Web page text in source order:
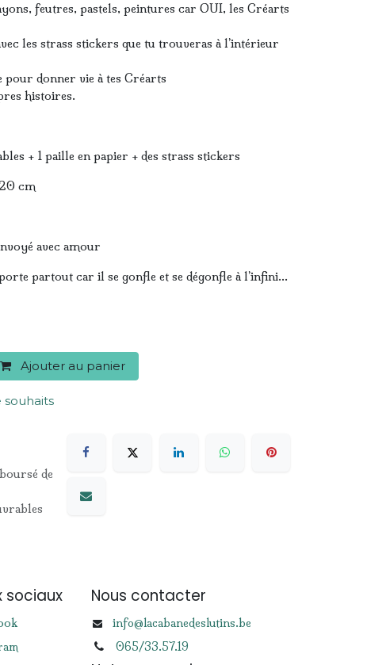
feutres, pastels, peintures car OUI, les Créarts
les strass stickers que tu trouveras à l’intérieur
pour donner vie à tes Créarts
histoires.
+ 1 paille en papier + des strass stickers
cm
avec amour
partout car il se gonfle et se dégonfle à l’infini…
Ajouter au panier
souhaits
de
sociaux Nous contacter
info@lacabanedeslutins.be
065/33.57.19